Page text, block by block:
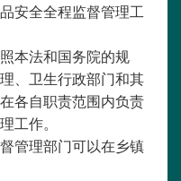
安全全程监督管理工
本法和国务院的规
、卫生行政部门和其
各自职责范围内负责
工作。
理部门可以在乡镇